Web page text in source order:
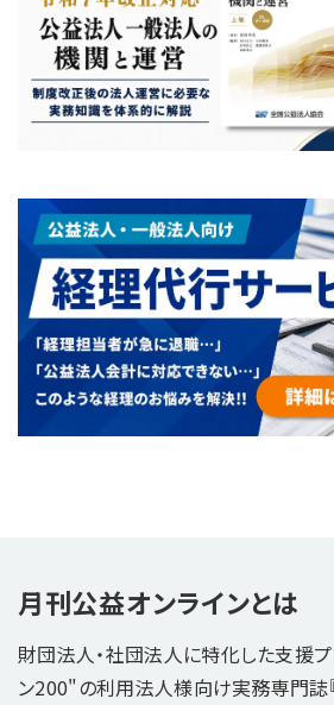
月刊公益オンラインとは
財団法人・社団法人に特化した支援
ン200"の利用法人様向け実務専門誌